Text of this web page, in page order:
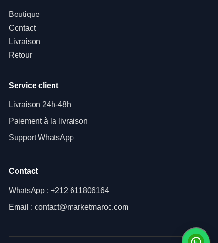
Boutique
Contact
Livraison
Retour
Service client
Livraison 24h-48h
Paiement à la livraison
Support WhatsApp
Contact
WhatsApp : +212 611806164
Email : contact@marketmaroc.com